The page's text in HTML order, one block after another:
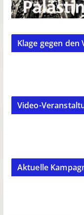
Klage gegen
Video-
Aktuelle